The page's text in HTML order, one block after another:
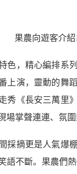
果農向遊客介
，精心編排系列
上演，靈動的舞
秀《長安三萬里
場掌聲連連、氛
摘更是人氣爆棚
語不斷。果農們